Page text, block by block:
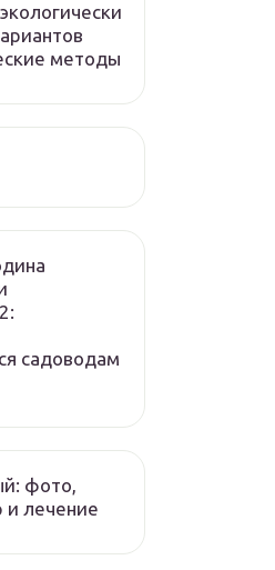
методы
садоводам
фото,
и лечение